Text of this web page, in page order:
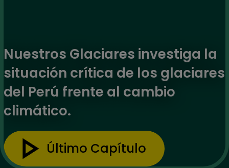
Nuestros Glaciares investiga la
situación crítica de los glaciares
del Perú frente al cambio
climático.
Último Capítulo